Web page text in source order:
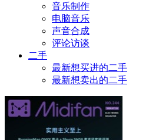
音乐制作
电脑音乐
声音合成
评论访谈
二手
最新想买进的二手
最新想卖出的二手